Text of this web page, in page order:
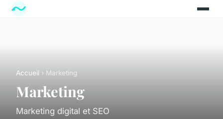
Accueil › Marketing
Marketing
Marketing digital et SEO